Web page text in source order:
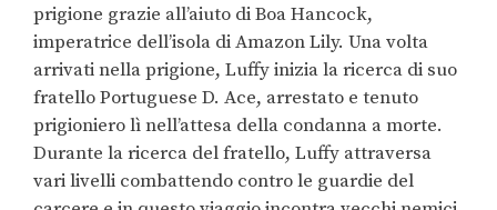
prigione grazie all’aiuto di Boa Hancock,
imperatrice dell’isola di Amazon Lily. Una volta
arrivati nella prigione, Luffy inizia la ricerca di suo
fratello Portuguese D. Ace, arrestato e tenuto
prigioniero lì nell’attesa della condanna a morte.
Durante la ricerca del fratello, Luffy attraversa
vari livelli combattendo contro le guardie del